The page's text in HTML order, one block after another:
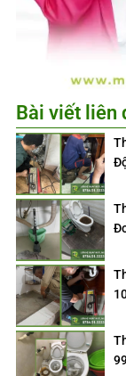
Bài viết liên